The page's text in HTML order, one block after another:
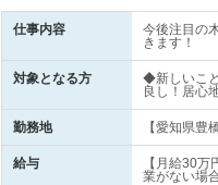
仕事内容
今後注目の
きます！
対象となる方
◆新しいこ
良し！居心
勤務地 【愛知県
給与
【月給30
業がない場